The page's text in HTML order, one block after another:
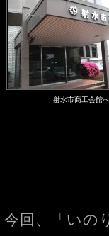
射水市商工会館へ
今回、「いの